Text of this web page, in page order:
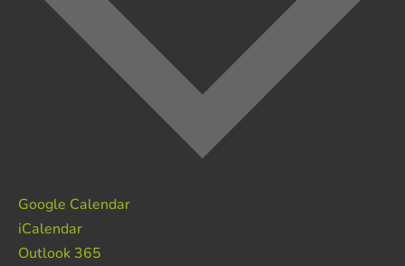
Google Calendar
iCalendar
Outlook 365